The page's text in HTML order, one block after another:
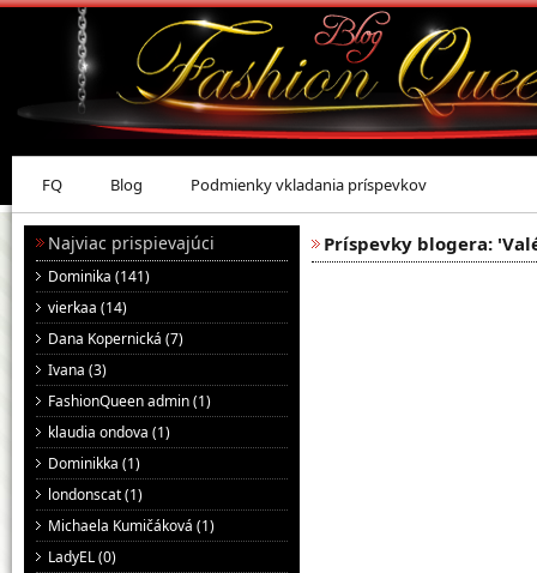
FQ Blog Podmienky vkladania príspevkov
Najviac prispievajúci
Dominika (141)
vierkaa (14)
Dana Kopernická (7)
Ivana (3)
FashionQueen admin (1)
klaudia ondova (1)
Dominikka (1)
londonscat (1)
Michaela Kumičáková (1)
LadyEL (0)
Príspevky blogera: